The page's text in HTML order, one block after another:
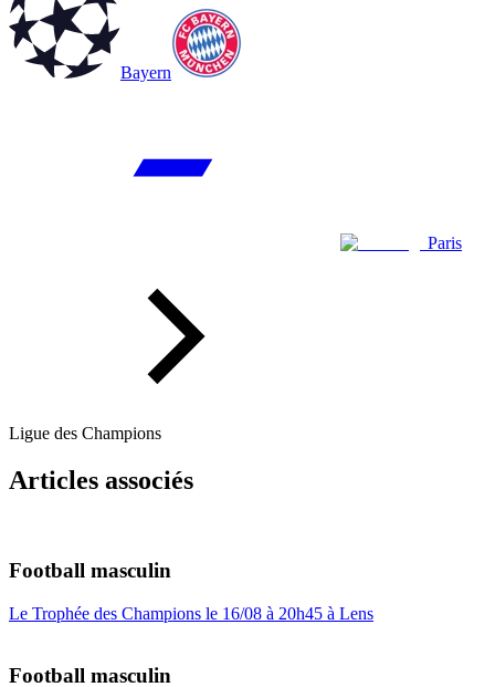
Bayern
Paris
Ligue des Champions
Articles associés
Football masculin
Le Trophée des Champions le 16/08 à 20h45 à Lens
Football masculin